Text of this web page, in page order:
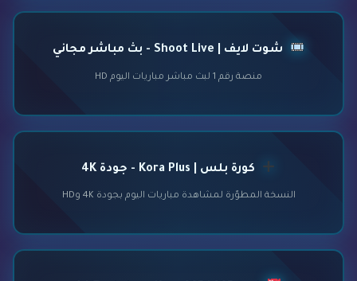
شوت لايف | Shoot Live - بث مباشر مجاني
منصة رقم 1 لبث مباشر مباريات اليوم HD
كورة بلس | Kora Plus - جودة 4K
النسخة المطوّرة لمشاهدة مباريات اليوم بجودة 4K وHD